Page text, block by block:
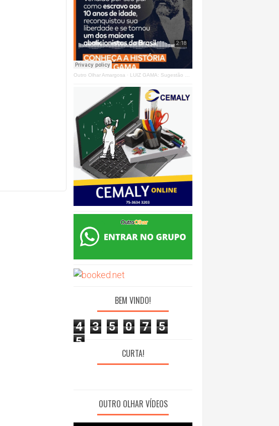
Outro Olhar Amargosa · LUIZ GAMA: Sugestão Outro Olhar
BEM VINDO!
4 3 5 0 7
5
5
CURTA!
OUTRO OLHAR VÍDEOS